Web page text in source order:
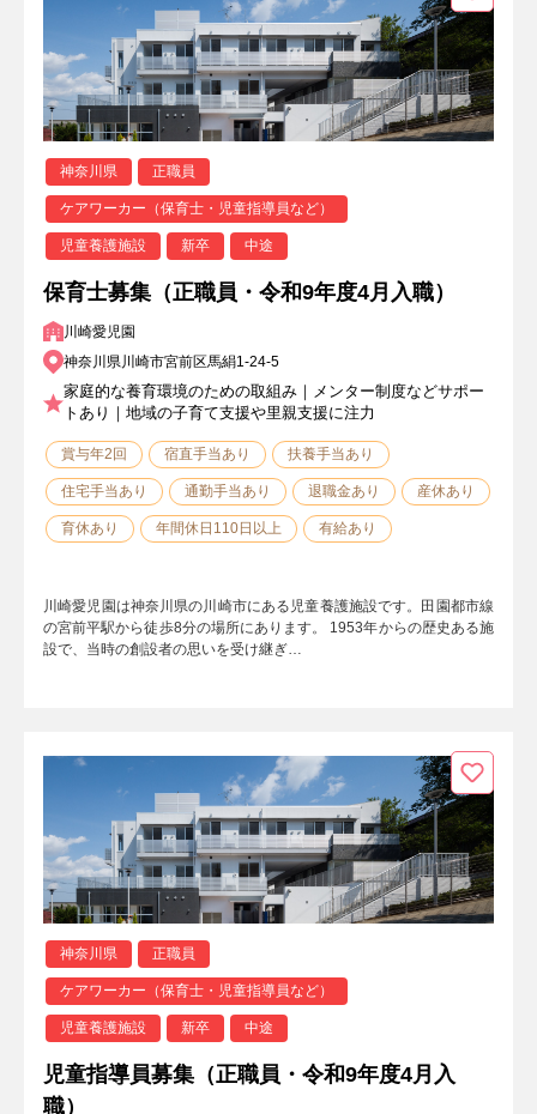
神奈川県 正職員
ケアワーカー（保育士・児童指導員など）
児童養護施設 新卒 中途
保育士募集（正職員・令和9年度4月入職）
川崎愛児園
神奈川県川崎市宮前区馬絹1-24-5
家庭的な養育環境のための取組み｜メンター制度などサポー
トあり｜地域の子育て支援や里親支援に注力
賞与年2回 宿直手当あり 扶養手当あり
住宅手当あり 通勤手当あり 退職金あり 産休あり
育休あり 年間休日110日以上 有給あり
川崎愛児園は神奈川県の川崎市にある児童養護施設です。田園都市線
の宮前平駅から徒歩8分の場所にあります。 1953年からの歴史ある施
設で、当時の創設者の思いを受け継ぎ…
神奈川県 正職員
ケアワーカー（保育士・児童指導員など）
児童養護施設 新卒 中途
児童指導員募集（正職員・令和9年度4月入
職）